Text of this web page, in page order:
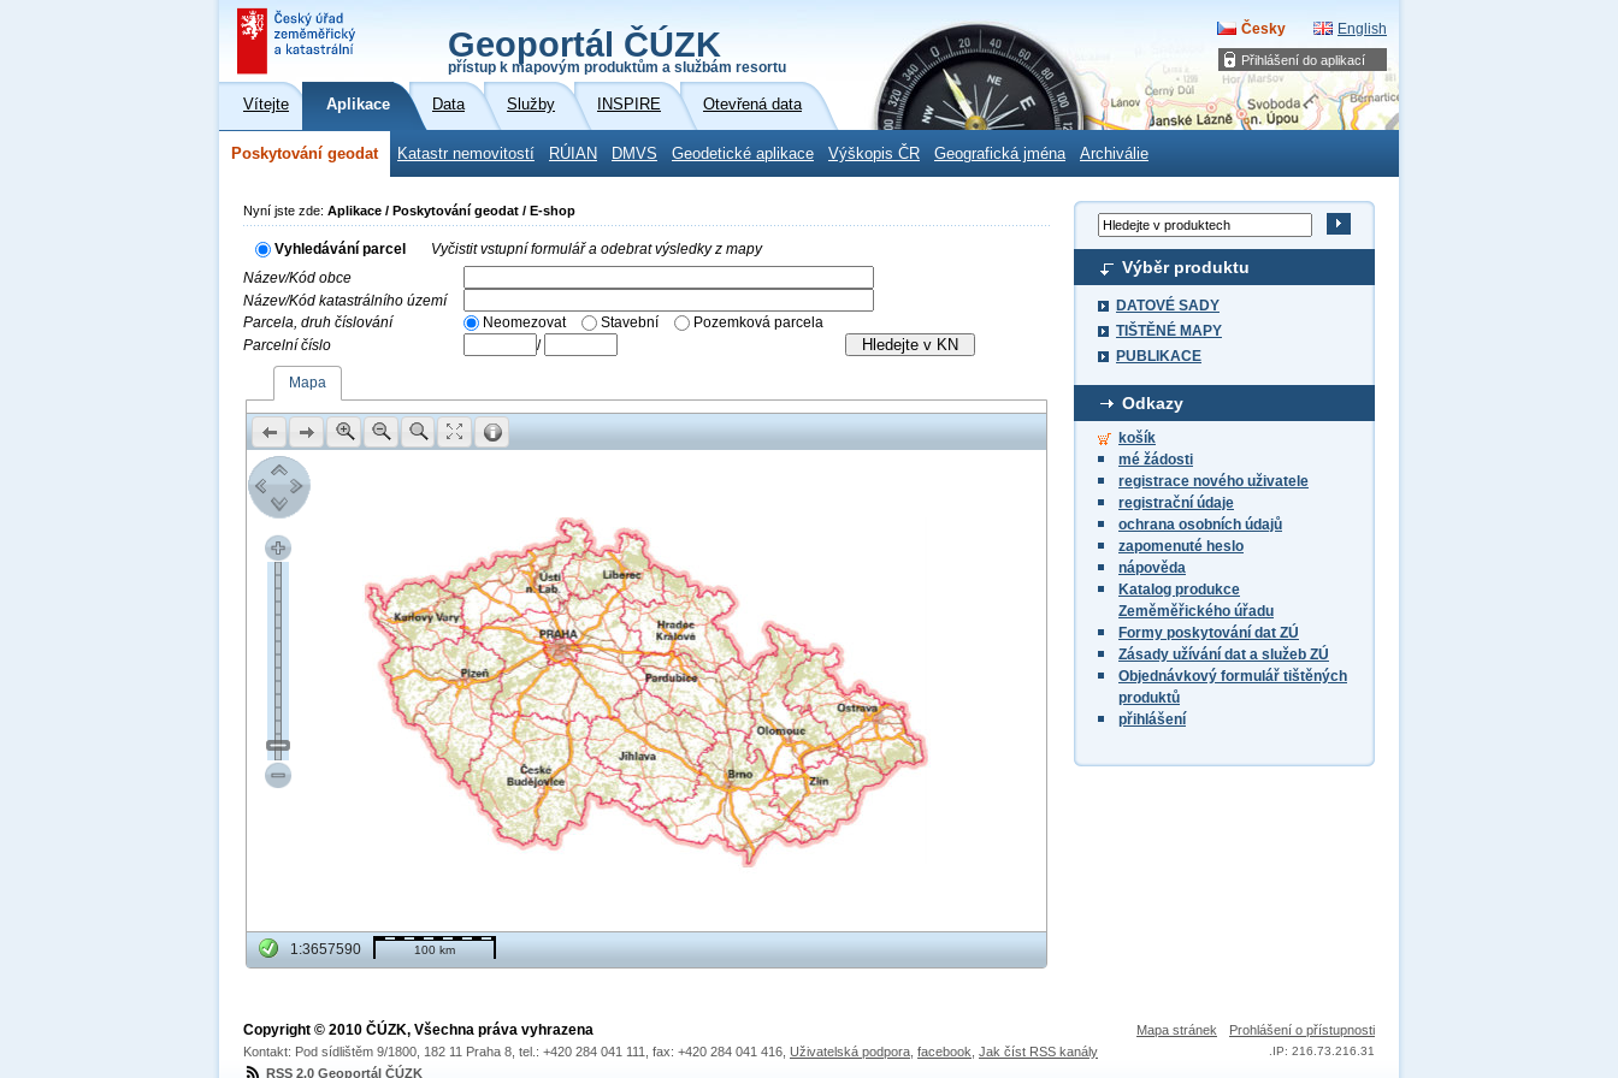
Přihlášení do aplikací
Geoportál ČÚZK
přístup k mapovým produktům a službám resortu
Česky English
Vítejte Aplikace Data Služby INSPIRE Otevřená data
Poskytování geodat Katastr nemovitostí RÚIAN DMVS Geodetické aplikace Výškopis ČR Geografická jména Archiválie
Výběr produktu
DATOVÉ SADY
TIŠTĚNÉ MAPY
PUBLIKACE
Odkazy
košík
mé žádosti
registrace nového uživatele
registrační údaje
ochrana osobních údajů
zapomenuté heslo
nápověda
Katalog produkce
Zeměměřického úřadu
Formy poskytování dat ZÚ
Zásady užívání dat a služeb ZÚ
Objednávkový formulář tištěných
produktů
přihlášení
Nyní jste zde: Aplikace / Poskytování geodat / E-shop
Vyhledávání parcel
Vyčistit vstupní formulář a odebrat výsledky z mapy
Název/Kód obce
Název/Kód katastrálního území
Parcela, druh číslování
Neomezovat Stavební
Pozemková parcela
Parcelní číslo
/
Mapa
1:3657590 100 km
Mapa stránek Prohlášení o přístupnosti
IP: 216.73.216.31
Copyright © 2010 ČÚZK, Všechna práva vyhrazena
Kontakt: Pod sídlištěm 9/1800, 182 11 Praha 8, tel.: +420 284 041 111, fax: +420 284 041 416, Uživatelská podpora facebook Jak číst RSS kanály
RSS 2.0 Geoportál ČÚZK